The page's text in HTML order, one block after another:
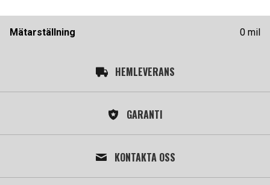
Mätarställning 0 mil
HEMLEVERANS
GARANTI
KONTAKTA OSS